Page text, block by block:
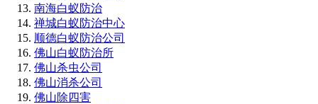
南海白蚁防治
禅城白蚁防治中心
顺德白蚁防治公司
佛山白蚁防治所
佛山杀虫公司
佛山消杀公司
佛山除四害